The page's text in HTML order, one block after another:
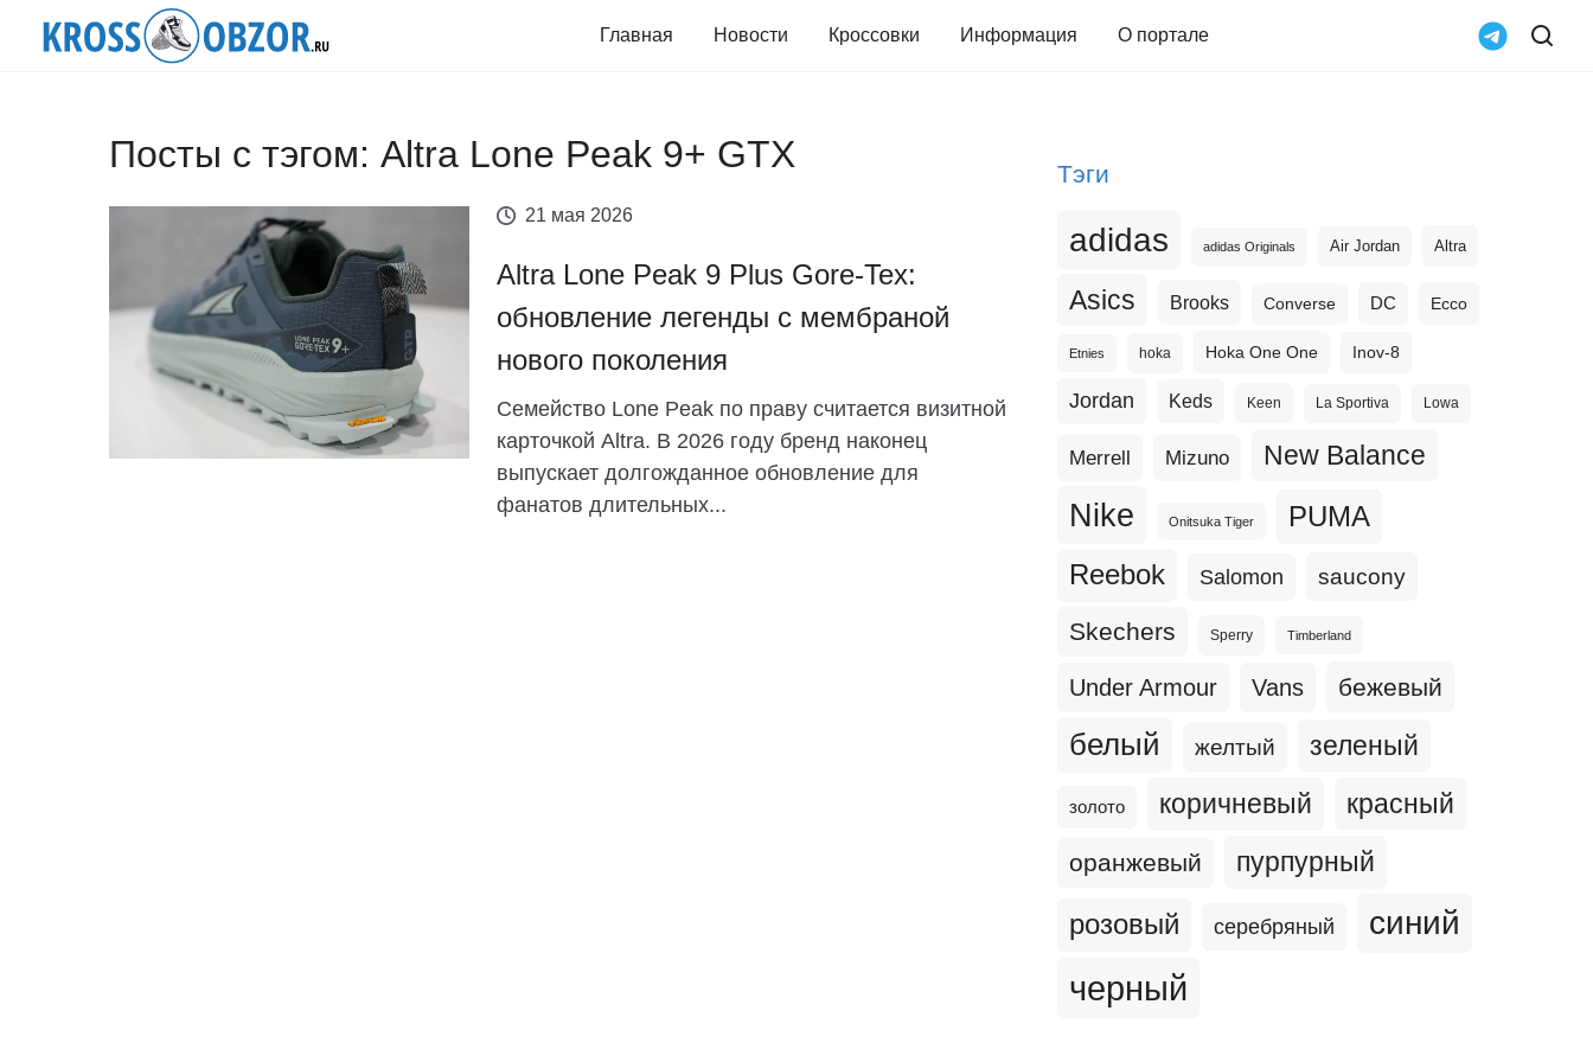
Главная Новости Кроссовки Информация О портале
Посты с тэгом: Altra Lone Peak 9+ GTX
21 мая 2026
Altra Lone Peak 9 Plus Gore-Tex:
обновление легенды с мембраной
нового поколения
Семейство Lone Peak по праву считается визитной
карточкой Altra. В 2026 году бренд наконец
выпускает долгожданное обновление для
фанатов длительных...
Тэги
adidas adidas Originals Air Jordan Altra
Asics Brooks Converse DC Ecco
Etnies hoka Hoka One One Inov-8
Jordan Keds Keen La Sportiva Lowa
Merrell Mizuno New Balance
Nike Onitsuka Tiger PUMA
Reebok Salomon saucony
Skechers Sperry Timberland
Under Armour Vans бежевый
белый желтый зеленый
золото коричневый красный
оранжевый пурпурный
розовый серебряный синий
черный